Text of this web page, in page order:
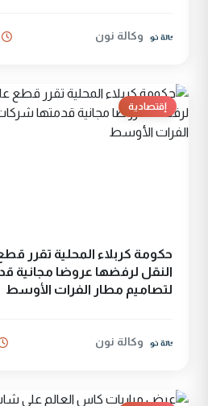
وكالة نون
إقتصادية
حكومة كربلاء المحلية تقرر
النقل لرفضها عروضا مجانية
لتصاميم مطار الفرات الأوسط
وكالة نون